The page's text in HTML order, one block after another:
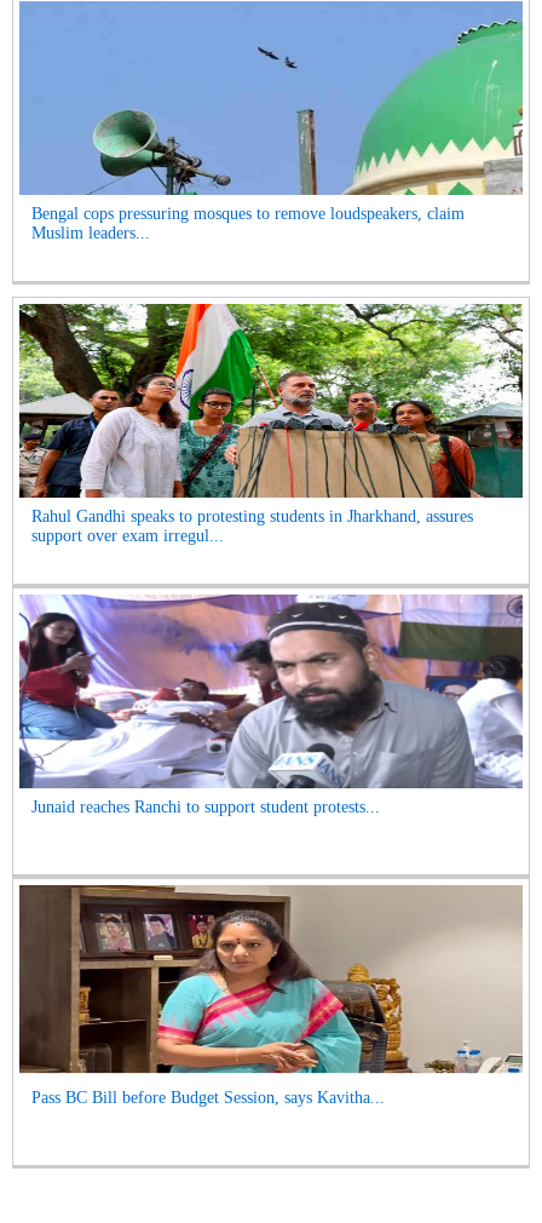
Bengal cops pressuring mosques to remove loudspeakers, claim
Muslim leaders...
Rahul Gandhi speaks to protesting students in Jharkhand, assures
support over exam irregul...
Junaid reaches Ranchi to support student protests...
Pass BC Bill before Budget Session, says Kavitha...